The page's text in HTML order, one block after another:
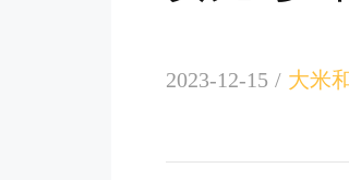
2023-12-15 / 大米